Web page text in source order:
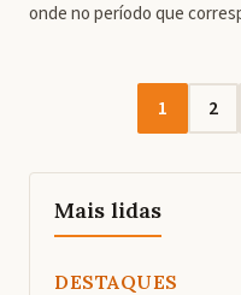
onde no período que
1 2
Mais lidas
DESTAQUES